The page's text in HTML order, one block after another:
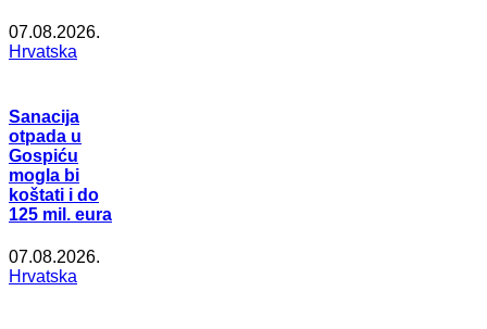
07.08.2026.
Hrvatska
Sanacija
otpada u
Gospiću
mogla bi
koštati i do
125 mil. eura
07.08.2026.
Hrvatska